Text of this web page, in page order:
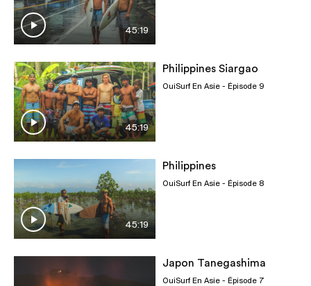
45:19
45:19
Philippines Siargao
OuiSurf En Asie - Épisode 9
45:19
Philippines
OuiSurf En Asie - Épisode 8
Japon Tanegashima
OuiSurf En Asie - Épisode 7